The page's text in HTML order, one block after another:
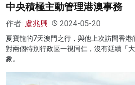
中央積極主動管理港澳事務
作者: 盧兆興 2024-05-20
夏寶龍的7天澳門之行，與他上次訪問香港
對兩個特別行政區一視同仁，沒有延續「
象。